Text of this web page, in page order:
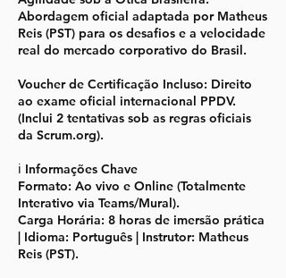
Abordagem oficial adaptada por Matheus
Reis (PST) para os desafios e a velocidade
real do mercado corporativo do Brasil.
Voucher de Certificação Incluso: Direito
ao exame oficial internacional PPDV.
(Inclui 2 tentativas sob as regras oficiais
da Scrum.org).
ℹ️ Informações Chave
Formato: Ao vivo e Online (Totalmente
Interativo via Teams/Mural).
Carga Horária: 8 horas de imersão prática
| Idioma: Português | Instrutor: Matheus
Reis (PST).